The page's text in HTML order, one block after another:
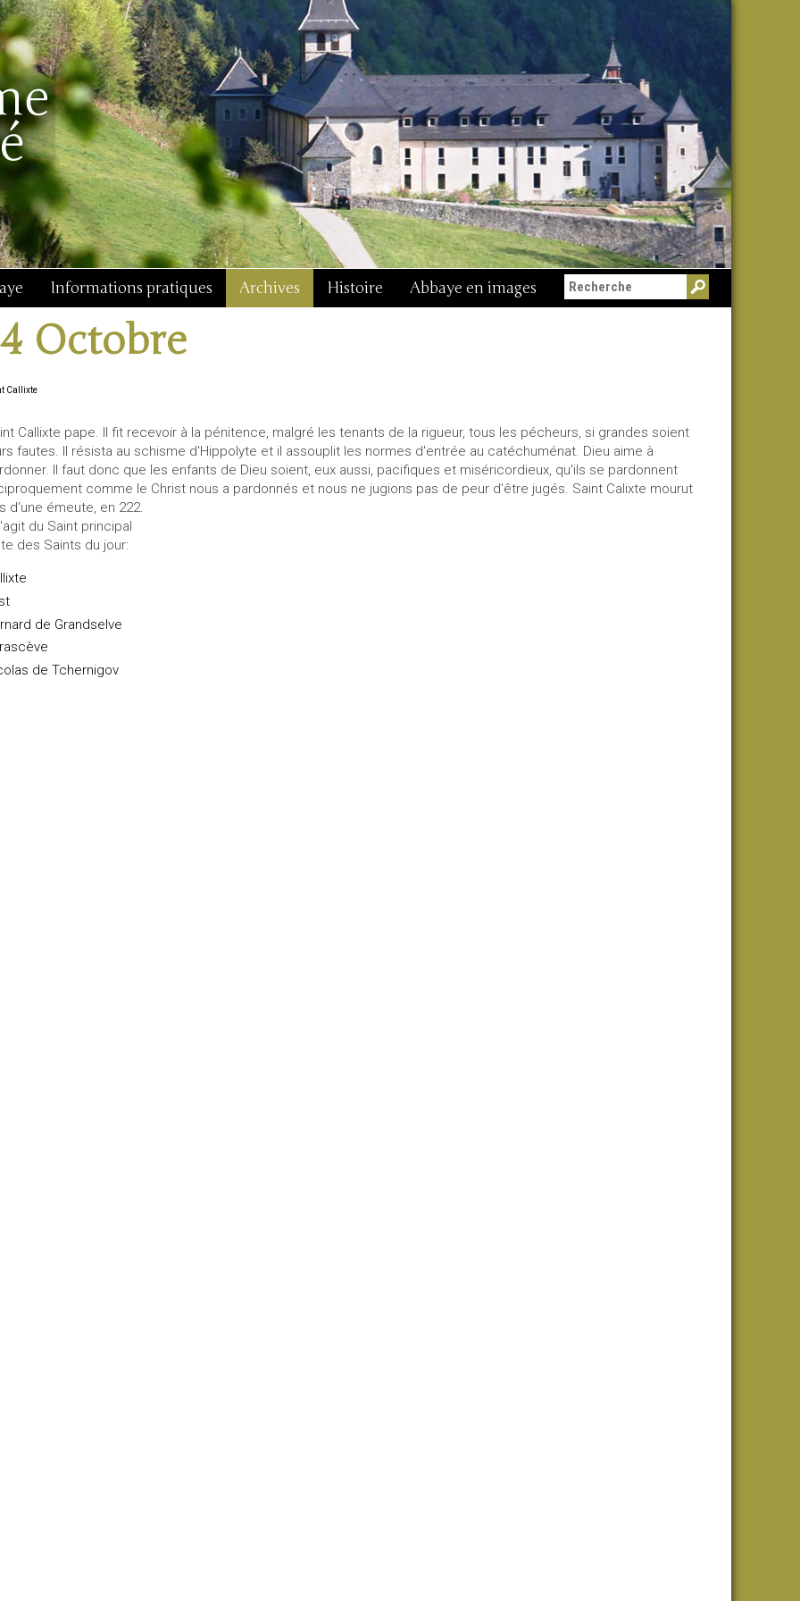
Informations pratiques Archives Histoire Abbaye en images Messe du 15 août
Octobre
Callixte
Callixte pape. Il fit recevoir à la pénitence, malgré les tenants de la rigueur, tous les pécheurs, si grandes soient
fautes. Il résista au schisme d'Hippolyte et il assouplit les normes d'entrée au catéchuménat. Dieu aime à
Il faut donc que les enfants de Dieu soient, eux aussi, pacifiques et miséricordieux, qu'ils se pardonnent
comme le Christ nous a pardonnés et nous ne jugions pas de peur d'être jugés. Saint Calixte mourut
d'une émeute, en 222.
du Saint principal
des Saints du jour:
de Grandselve
de Tchernigov